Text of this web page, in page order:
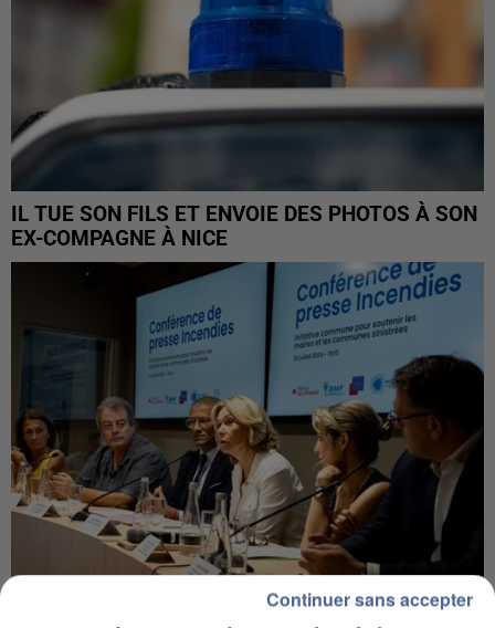
IL TUE SON FILS ET ENVOIE DES PHOTOS À SON
EX-COMPAGNE À NICE
Continuer sans accepter